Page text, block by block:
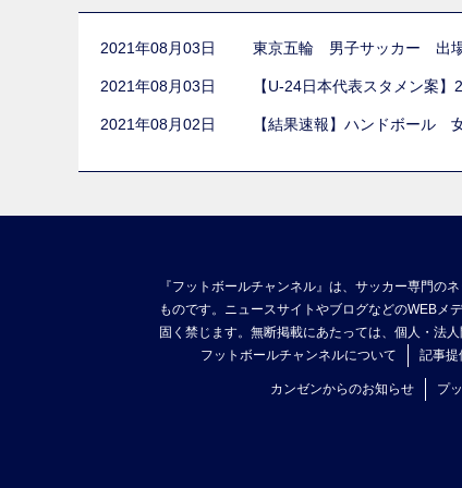
2021年08月03日 東京五輪 男子サッカー 出場
2021年08月03日 【U-24日本代表スタメン案
2021年08月02日 【結果速報】ハンドボール
『フットボールチャンネル』は、サッカー専門の
ものです。ニュースサイトやブログなどのWEBメ
固く禁じます。無断掲載にあたっては、個人・法
フットボールチャンネルについて
記事提
カンゼンからのお知らせ プ